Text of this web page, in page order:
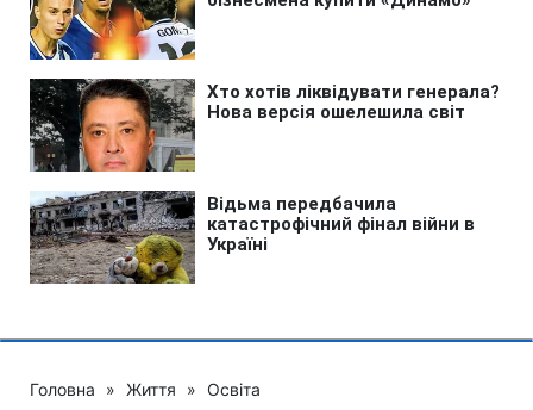
Головна » Життя » Освіта